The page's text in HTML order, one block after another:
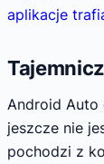
aplikacje
Android Auto
jeszcze nie
pochodzi z